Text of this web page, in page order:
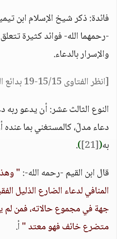
فائدة: ذكر شيخ الإسلام ابن
-رحمهما الله- فوائد كثيرة
والإسرار بالدعاء.
[انظر الفتاوى 15/15-19 بدائع الفوائد 3/6-10]
النوع الثالث عشر: أن يدعو
دعاء مدلّ، كالمستغني بما عنده
به(
[21]
)
.
قال ابن القيم -رحمه الله-:"
المنافي لدعاء الضارع الذليل
جهة في مجموع حالاته، فمن
متضرع خائف فهو معتد "أ.